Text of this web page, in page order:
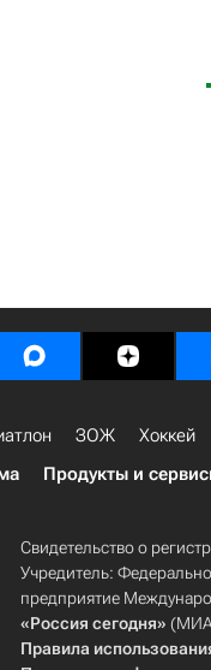
ЗОЖ Хоккей
Продукты и
Свидетельство о
Учредитель:
предприятие
«Россия сегодня» (МИА
Правила